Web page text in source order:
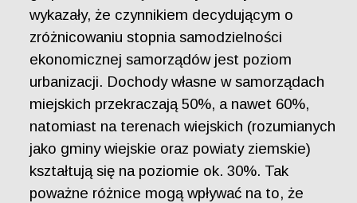
wykazały, że czynnikiem decydującym o
zróżnicowaniu stopnia samodzielności
ekonomicznej samorządów jest poziom
urbanizacji. Dochody własne w samorządach
miejskich przekraczają 50%, a nawet 60%,
natomiast na terenach wiejskich (rozumianych
jako gminy wiejskie oraz powiaty ziemskie)
kształtują się na poziomie ok. 30%. Tak
poważne różnice mogą wpływać na to, że